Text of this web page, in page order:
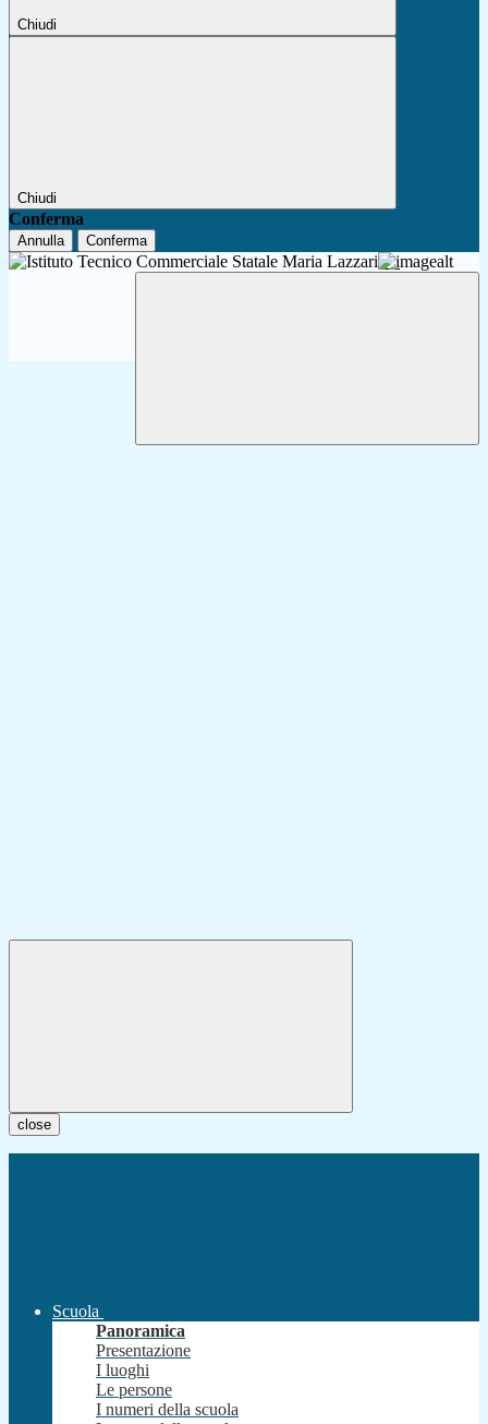
Chiudi
Chiudi
Conferma
Annulla Conferma
close
Scuola
Panoramica
Presentazione
I luoghi
Le persone
I numeri della scuola